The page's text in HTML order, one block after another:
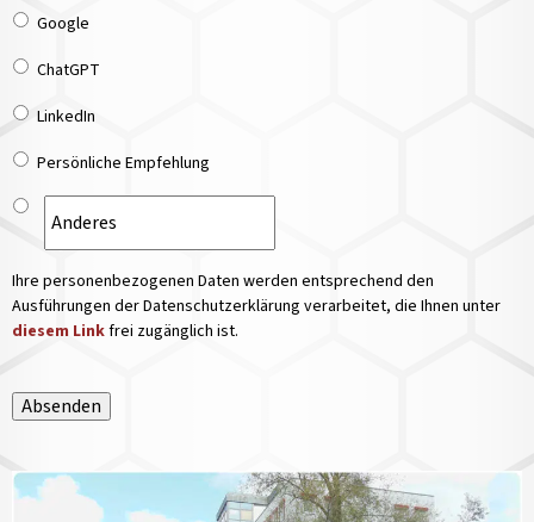
Google
ChatGPT
LinkedIn
Persönliche Empfehlung
Ihre personenbezogenen Daten werden entsprechend den
Ausführungen der Datenschutzerklärung verarbeitet, die Ihnen unter
diesem Linkfrei zugänglich ist.
Absenden